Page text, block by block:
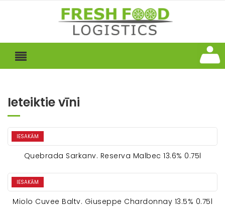
Ieteiktie vīni
IESAKĀM
Quebrada Sarkanv. Reserva Malbec 13.6% 0.75l
IESAKĀM
Miolo Cuvee Baltv. Giuseppe Chardonnay 13.5% 0.75l